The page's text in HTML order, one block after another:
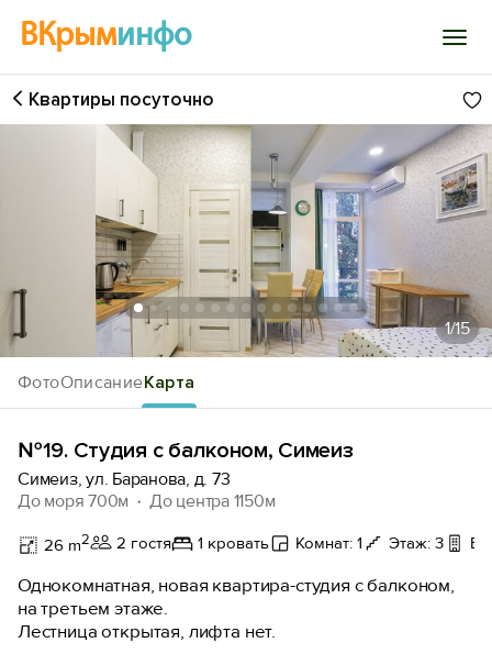
ВКрыминфо
Войти
Избранное
История просмотра
Добавить свой объект
ФотоОписаниеКарта
Квартиры посуточно
1/15
№19. Студия с балконом, Симеиз
Симеиз, ул. Баранова, д. 73
До моря 700м
До центра 1150м
26 m2 2 гостя 1 кровать Комнат: 1 Этаж: 3
Однокомнатная, новая квартира-студия с балконом,
на третьем этаже.
Лестница открытая, лифта нет.